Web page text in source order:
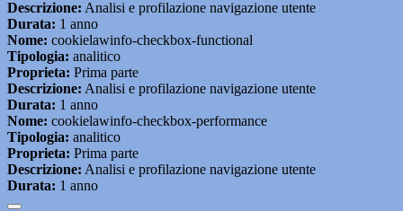
Descrizione: Analisi e profilazione navigazione utente
Durata: 1 anno
Nome: cookielawinfo-checkbox-functional
Tipologia: analitico
Proprieta: Prima parte
Descrizione: Analisi e profilazione navigazione utente
Durata: 1 anno
Nome: cookielawinfo-checkbox-performance
Tipologia: analitico
Proprieta: Prima parte
Descrizione: Analisi e profilazione navigazione utente
Durata: 1 anno